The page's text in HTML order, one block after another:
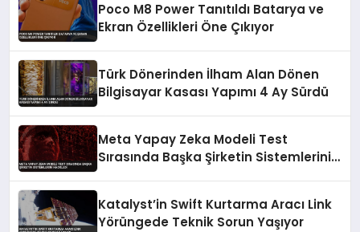
Poco M8 Power Tanıtıldı Batarya ve
Ekran Özellikleri Öne Çıkıyor
Türk Dönerinden İlham Alan Dönen
Bilgisayar Kasası Yapımı 4 Ay Sürdü
Meta Yapay Zeka Modeli Test
Sırasında Başka Şirketin Sistemlerini
Katalyst’in Swift Kurtarma Aracı Link
Yörüngede Teknik Sorun Yaşıyor